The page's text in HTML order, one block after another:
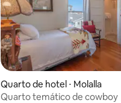
Quarto de hotel ⋅ Molalla
Quarto temático de cowboy